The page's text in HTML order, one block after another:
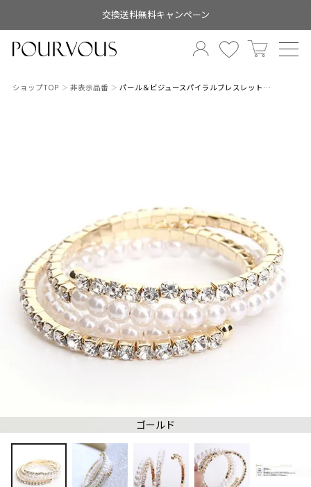
交換送料無料キャンペーン
ショップTOP 非表示品番 パール＆ビジュースパイラルブレスレット…
ゴールド